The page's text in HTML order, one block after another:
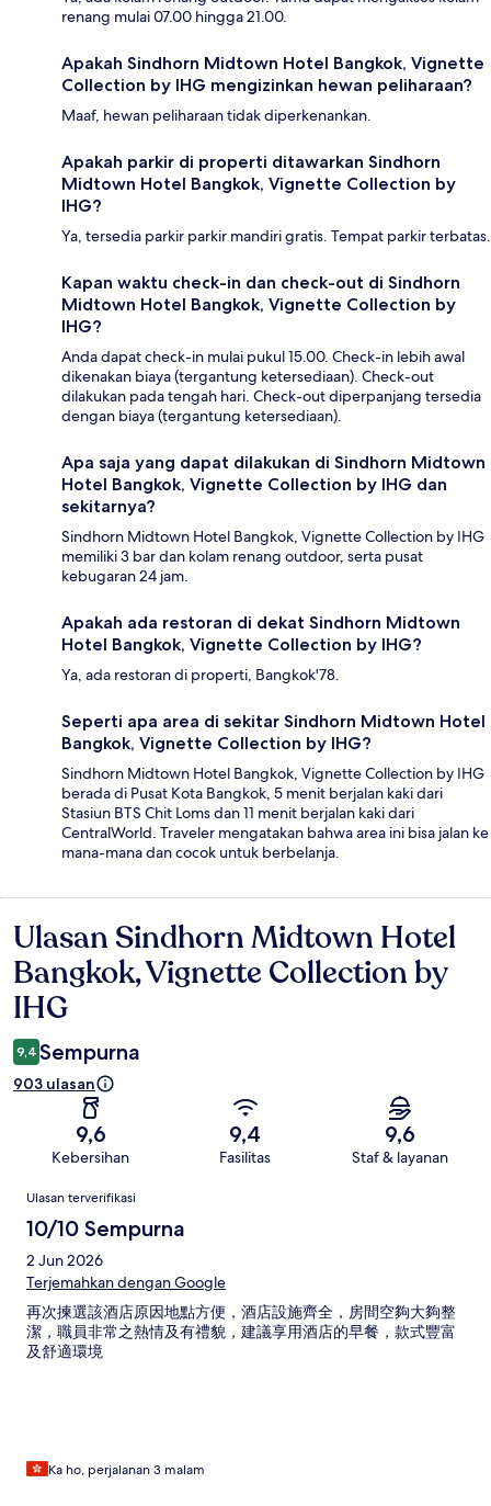
renang mulai 07.00 hingga 21.00.
Apakah Sindhorn Midtown Hotel Bangkok, Vignette
Collection by IHG mengizinkan hewan peliharaan?
Maaf, hewan peliharaan tidak diperkenankan.
Apakah parkir di properti ditawarkan Sindhorn
Midtown Hotel Bangkok, Vignette Collection by
IHG?
Ya, tersedia parkir parkir mandiri gratis. Tempat parkir terbatas.
Kapan waktu check-in dan check-out di Sindhorn
Midtown Hotel Bangkok, Vignette Collection by
IHG?
Anda dapat check-in mulai pukul 15.00. Check-in lebih awal
dikenakan biaya (tergantung ketersediaan). Check-out
dilakukan pada tengah hari. Check-out diperpanjang tersedia
dengan biaya (tergantung ketersediaan).
Apa saja yang dapat dilakukan di Sindhorn Midtown
Hotel Bangkok, Vignette Collection by IHG dan
sekitarnya?
Sindhorn Midtown Hotel Bangkok, Vignette Collection by IHG
memiliki 3 bar dan kolam renang outdoor, serta pusat
kebugaran 24 jam.
Apakah ada restoran di dekat Sindhorn Midtown
Hotel Bangkok, Vignette Collection by IHG?
Ya, ada restoran di properti, Bangkok'78.
Seperti apa area di sekitar Sindhorn Midtown Hotel
Bangkok, Vignette Collection by IHG?
Sindhorn Midtown Hotel Bangkok, Vignette Collection by IHG
berada di Pusat Kota Bangkok, 5 menit berjalan kaki dari
Stasiun BTS Chit Loms dan 11 menit berjalan kaki dari
CentralWorld. Traveler mengatakan bahwa area ini bisa jalan ke
mana-mana dan cocok untuk berbelanja.
Ulasan
Ulasan Sindhorn Midtown Hotel
Bangkok, Vignette Collection by
IHG
9,4 Sempurna
903 ulasan
9,6
Kebersihan
9,4
Fasilitas
9,6
Staf & layanan
Ulasan
Ulasan terverifikasi
10/10 Sempurna
2 Jun 2026
Terjemahkan dengan Google
再次揀選該酒店原因地點方便，酒店設施齊全，房間空夠大夠整
潔，職員非常之熱情及有禮貌，建議享用酒店的早餐，款式豐富
及舒適環境
Ka ho, perjalanan 3 malam